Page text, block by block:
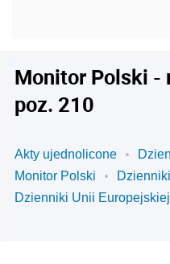
Monitor Polski -
poz. 210
Akty ujednolicone
Monitor Polski
Dzienniki Unii Europejskiej